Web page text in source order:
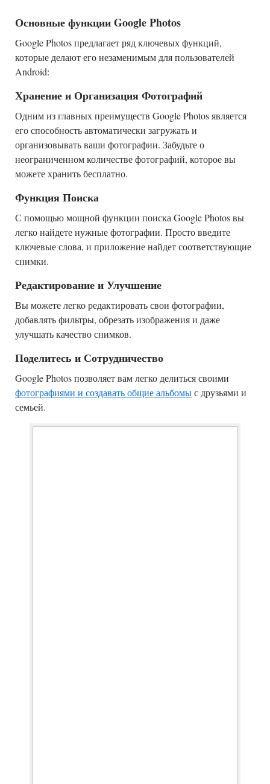
Основные функции Google Photos
Google Photos предлагает ряд ключевых функций,
которые делают его незаменимым для пользователей
Android:
Хранение и Организация Фотографий
Одним из главных преимуществ Google Photos является
его способность автоматически загружать и
организовывать ваши фотографии. Забудьте о
неограниченном количестве фотографий, которое вы
можете хранить бесплатно.
Функция Поиска
С помощью мощной функции поиска Google Photos вы
легко найдете нужные фотографии. Просто введите
ключевые слова, и приложение найдет соответствующие
снимки.
Редактирование и Улучшение
Вы можете легко редактировать свои фотографии,
добавлять фильтры, обрезать изображения и даже
улучшать качество снимков.
Поделитесь и Сотрудничество
Google Photos позволяет вам легко делиться своими
фотографиями и создавать общие альбомыс друзьями и
семьей.